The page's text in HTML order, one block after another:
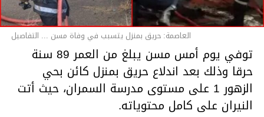
العاصمة: حريق بمنزل يتسبب في وفاة مسن ... التفاصيل
توفي يوم أمس مسن يبلغ من العمر 89 سنة
حرقا وذلك بعد اندلاع حريق بمنزل كائن بحي
الزهور 1 على مستوى مدرسة السمران، حيث أتت
النيران على كامل محتوياته.